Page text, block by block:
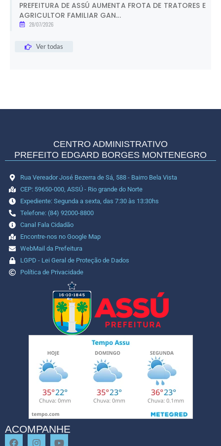
PREFEITURA DE ASSÚ AUMENTA FROTA DE TRATORES E
AGRICULTOR FAMILIAR GAN...
28/07/2026
Ver todas
CENTRO ADMINISTRATIVO
PREFEITO EDGARD BORGES MONTENEGRO
Rua Vereador José Bezerra de Sá, 588 - Bairro Bela Vista
CEP: 59650-000, ASSÚ - Rio grande do Norte
Expediente: Segunda a sexta, das 7:30 às 13:30hs
Telefone: (84) 92000-8800
Canal Fala Cidadão
Encontre-nos no Google Map
WebMail da Prefeitura
LGPD - Lei Geral de Proteção de Dados
Política de Privacidade
ACOMPANHE